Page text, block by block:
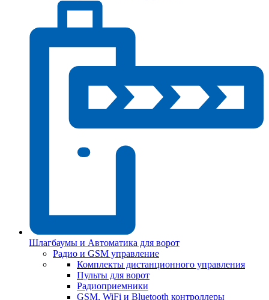
Шлагбаумы и Автоматика для ворот
Радио и GSM управление
Комплекты дистанционного управления
Пульты для ворот
Радиоприемники
GSM, WiFi и Bluetooth контроллеры